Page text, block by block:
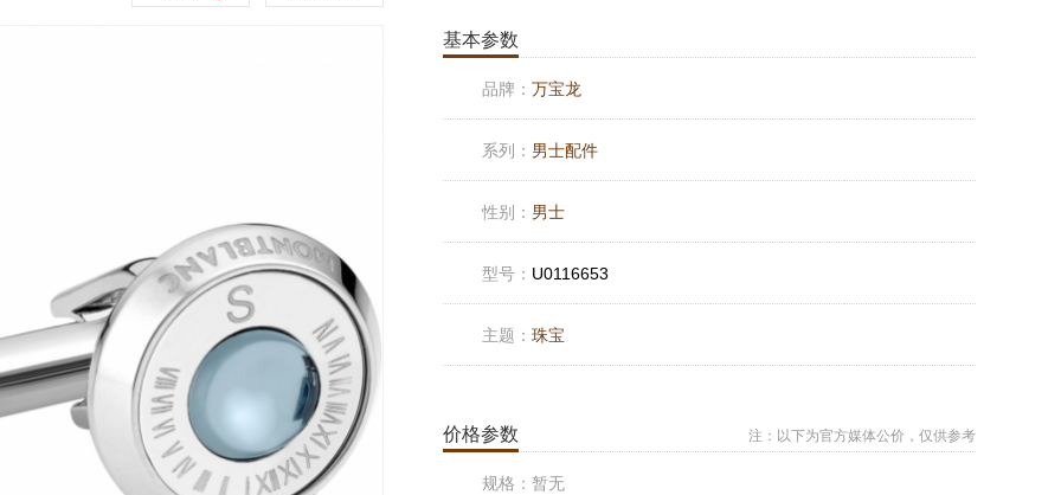
基本参数
品牌： 万宝龙
系列： 男士配件
性别： 男士
型号： U0116653
主题： 珠宝
价格参数 注：以下为官方媒体公价，仅供参考
规格： 暂无